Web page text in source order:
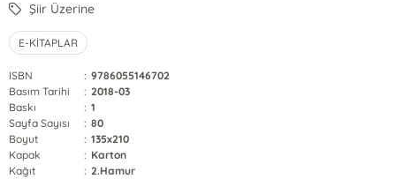
Şiir Üzerine
E-KİTAPLAR
ISBN : 9786055146702
Basım Tarihi
: 2018-03
Baskı
: 1
Sayfa Sayısı
: 80
Boyut
: 135x210
Kapak
: Karton
Kağıt
: 2.Hamur